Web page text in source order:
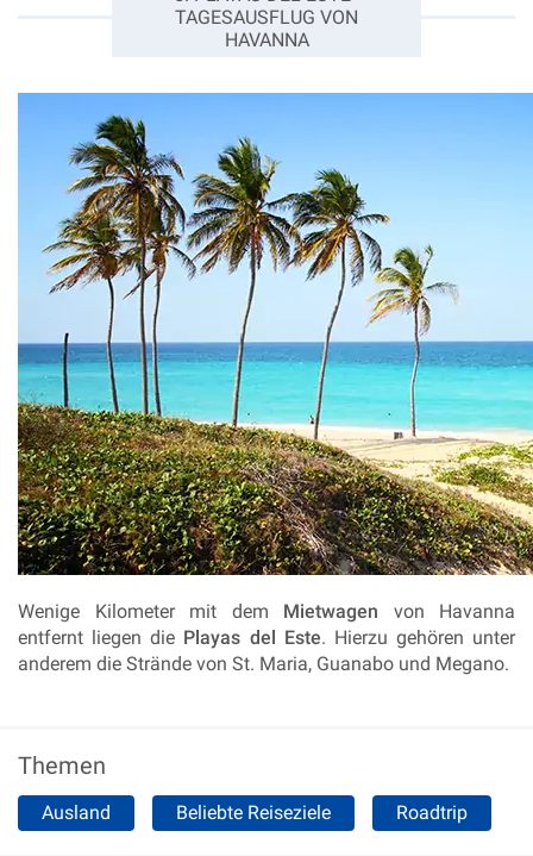
TAGESAUSFLUG VON
HAVANNA
Wenige Kilometer mit dem Mietwagen von Havanna
entfernt liegen die Playas del Este. Hierzu gehören unter
anderem die Strände von St. Maria, Guanabo und Megano.
Themen
Ausland Beliebte Reiseziele Roadtrip